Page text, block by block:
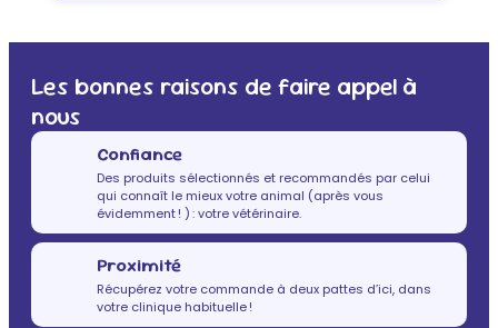
Les bonnes raisons de faire appel à
nous
Confiance
Des produits sélectionnés et recommandés par celui
qui connaît le mieux votre animal (après vous
évidemment ! ) : votre vétérinaire.
Proximité
Récupérez votre commande à deux pattes d’ici, dans
votre clinique habituelle !